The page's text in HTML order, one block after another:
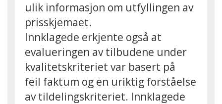
ulik informasjon om utfyllingen av
prisskjemaet.
Innklagede erkjente også at
evalueringen av tilbudene under
kvalitetskriteriet var basert på
feil faktum og en uriktig forståelse
av tildelingskriteriet. Innklagede